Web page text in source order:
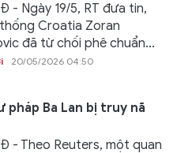
- Ngày 19/5, RT đưa tin,
Croatia Zoran
đã từ chối phê chuẩn...
20/05/2026 04:50
Ba Lan bị truy nã
- Theo Reuters, một quan